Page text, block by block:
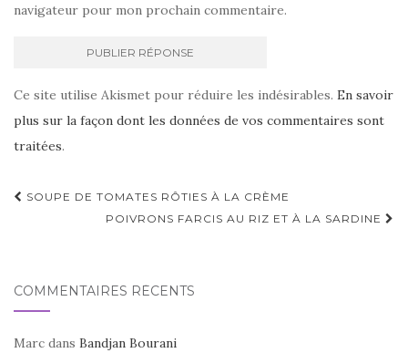
navigateur pour mon prochain commentaire.
Ce site utilise Akismet pour réduire les indésirables. En savoir
plus sur la façon dont les données de vos commentaires sont
traitées.
Navigation
d'article
SOUPE DE TOMATES RÔTIES À LA CRÈME
POIVRONS FARCIS AU RIZ ET À LA SARDINE
COMMENTAIRES RÉCENTS
Marc dans Bandjan Bourani